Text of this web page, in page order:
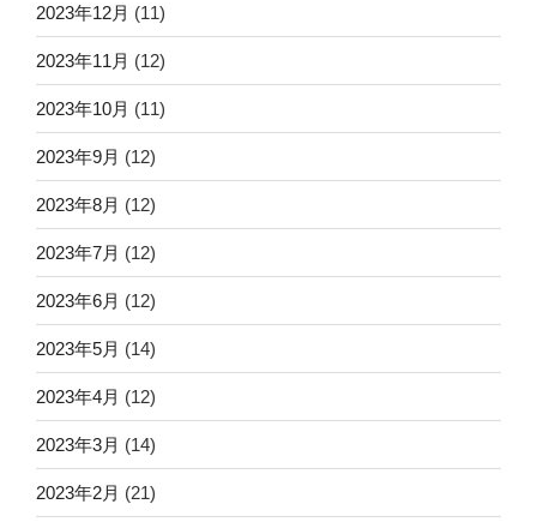
2023年12月 (11)
2023年11月 (12)
2023年10月 (11)
2023年9月 (12)
2023年8月 (12)
2023年7月 (12)
2023年6月 (12)
2023年5月 (14)
2023年4月 (12)
2023年3月 (14)
2023年2月 (21)